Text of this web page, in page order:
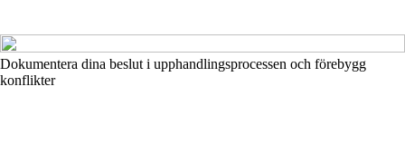
Dokumentera dina beslut i upphandlingsprocessen och förebygg
konflikter